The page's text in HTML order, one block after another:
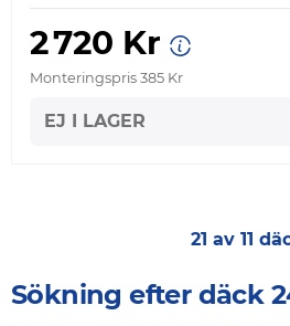
2 720 Kr
Monteringspris 385 Kr
EJ I LAGER
21 av 11
Sökning efter däck